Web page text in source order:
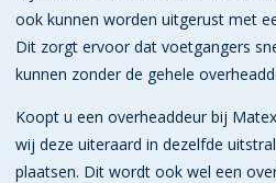
ook kunnen worden uitgerust met
Dit zorgt ervoor dat voetgangers
kunnen zonder de gehele
Koopt u een overheaddeur bij
wij deze uiteraard in dezelfde
plaatsen. Dit wordt ook wel een